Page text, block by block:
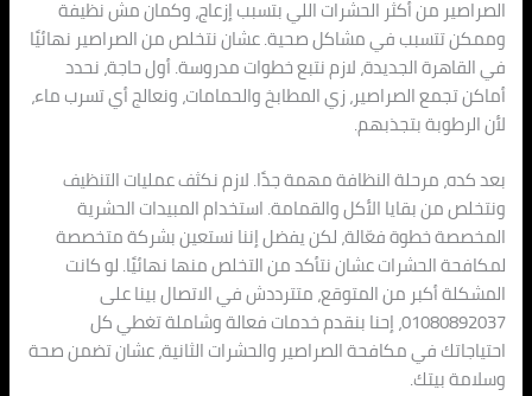
الصراصير من أكثر الحشرات اللي بتسبب إزعاج، وكمان مش نظيفة
وممكن تتسبب في مشاكل صحية. عشان نتخلص من الصراصير نهائيًا
في القاهرة الجديدة، لازم نتبع خطوات مدروسة. أول حاجة، نحدد
أماكن تجمع الصراصير، زي المطابخ والحمامات، ونعالج أي تسرب ماء،
لأن الرطوبة بتجذبهم.
بعد كده، مرحلة النظافة مهمة جدًا. لازم نكثف عمليات التنظيف
ونتخلص من بقايا الأكل والقمامة. استخدام المبيدات الحشرية
المخصصة خطوة فعّالة، لكن يفضل إننا نستعين بشركة متخصصة
لمكافحة الحشرات عشان نتأكد من التخلص منها نهائيًا. لو كانت
المشكلة أكبر من المتوقع، متترددش في الاتصال بينا على
01080892037، إحنا بنقدم خدمات فعالة وشاملة تغطي كل
احتياجاتك في مكافحة الصراصير والحشرات الثانية، عشان تضمن صحة
وسلامة بيتك.